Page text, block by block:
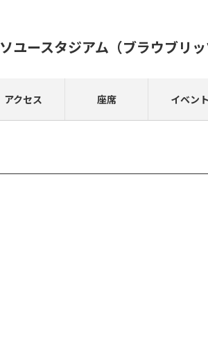
ソユースタジアム （ブラウブリ
アクセス 座席 イベント